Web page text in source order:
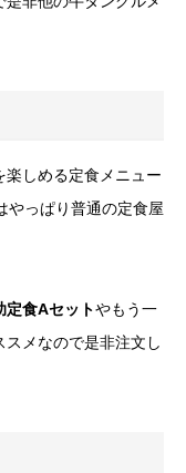
楽しめる定食メニュー
やっぱり普通の定食屋
定食Aセットやもう一
スメなので是非注文し